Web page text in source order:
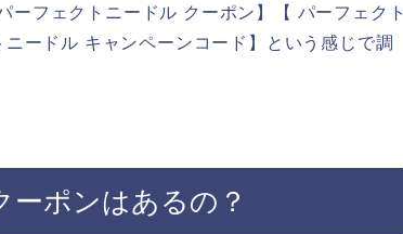
ーフェクトニードル クーポン】【 パーフェクト
ードル キャンペーンコード】という感じで調
ポンはあるの？